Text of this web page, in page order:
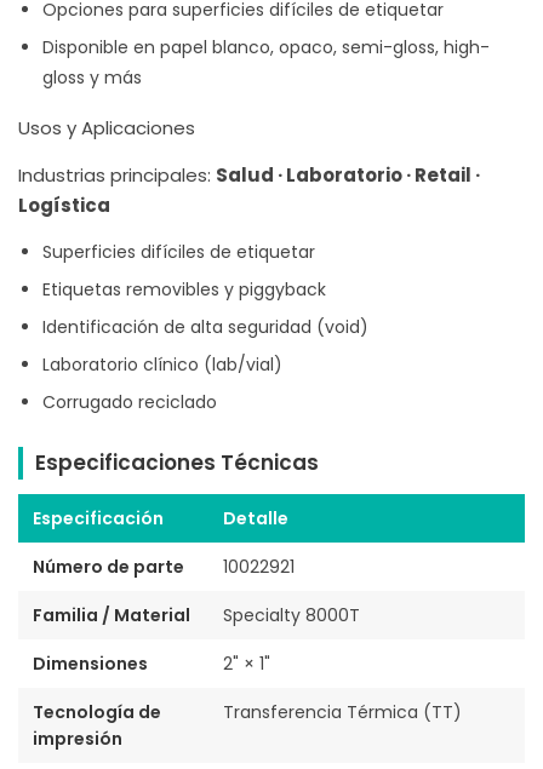
Opciones para superficies difíciles de etiquetar
Disponible en papel blanco, opaco, semi-gloss, high-
gloss y más
Usos y Aplicaciones
Industrias principales: Salud · Laboratorio · Retail ·
Logística
Superficies difíciles de etiquetar
Etiquetas removibles y piggyback
Identificación de alta seguridad (void)
Laboratorio clínico (lab/vial)
Corrugado reciclado
Especificaciones Técnicas
Especificación
Detalle
Número de parte
10022921
Familia / Material
Specialty 8000T
Dimensiones
2" × 1"
Tecnología de
impresión
Transferencia Térmica (TT)